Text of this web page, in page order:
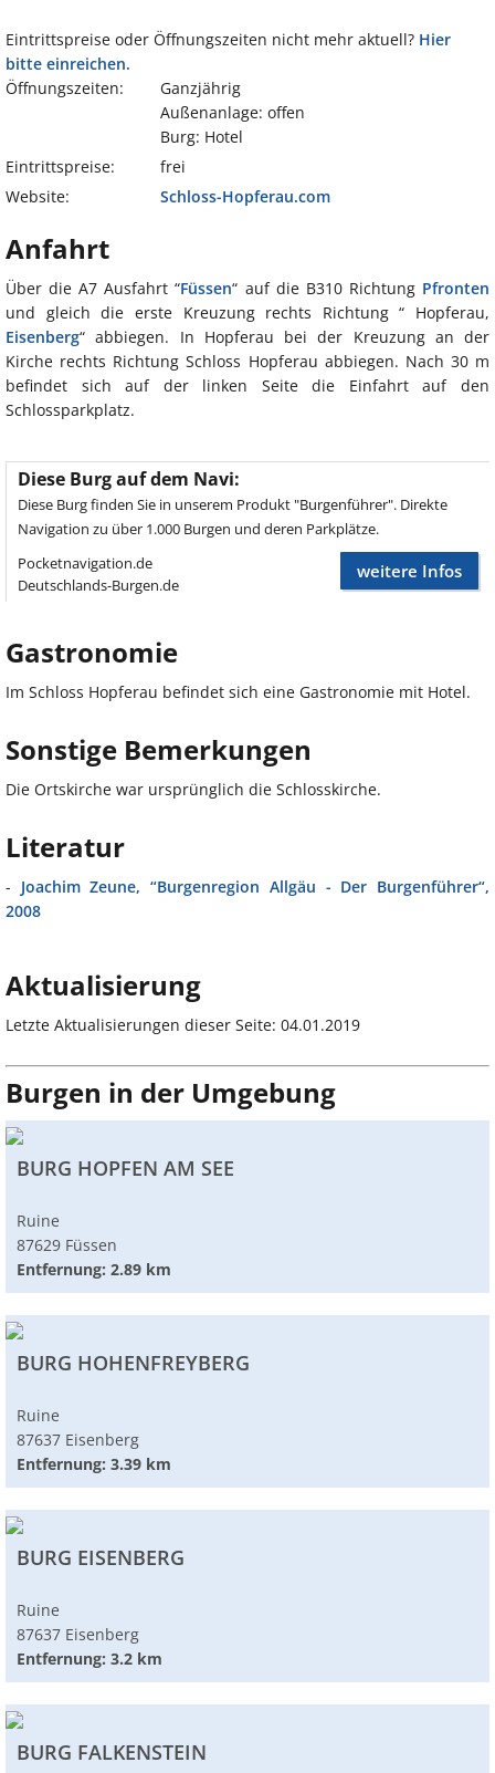
Eintrittspreise oder Öffnungszeiten nicht mehr aktuell? Hier
bitte einreichen.
Öffnungszeiten:
Ganzjährig
Außenanlage: offen
Burg: Hotel
Eintrittspreise:
frei
Website:
Schloss-Hopferau.com
Anfahrt
Über die A7 Ausfahrt “Füssen“ auf die B310 Richtung Pfronten
und gleich die erste Kreuzung rechts Richtung “ Hopferau,
Eisenberg“ abbiegen. In Hopferau bei der Kreuzung an der
Kirche rechts Richtung Schloss Hopferau abbiegen. Nach 30 m
befindet sich auf der linken Seite die Einfahrt auf den
Schlossparkplatz.
Diese Burg auf dem Navi:
Diese Burg finden Sie in unserem Produkt "Burgenführer". Direkte
Navigation zu über 1.000 Burgen und deren Parkplätze.
Pocketnavigation.de
Deutschlands-Burgen.de
weitere Infos
Gastronomie
Im Schloss Hopferau befindet sich eine Gastronomie mit Hotel.
Sonstige Bemerkungen
Die Ortskirche war ursprünglich die Schlosskirche.
Literatur
- Joachim Zeune, “Burgenregion Allgäu - Der Burgenführer“,
2008
Aktualisierung
Letzte Aktualisierungen dieser Seite: 04.01.2019
Burgen in der Umgebung
BURG HOPFEN AM SEE
Ruine
87629 Füssen
Entfernung: 2.89 km
BURG HOHENFREYBERG
Ruine
87637 Eisenberg
Entfernung: 3.39 km
BURG EISENBERG
Ruine
87637 Eisenberg
Entfernung: 3.2 km
BURG FALKENSTEIN